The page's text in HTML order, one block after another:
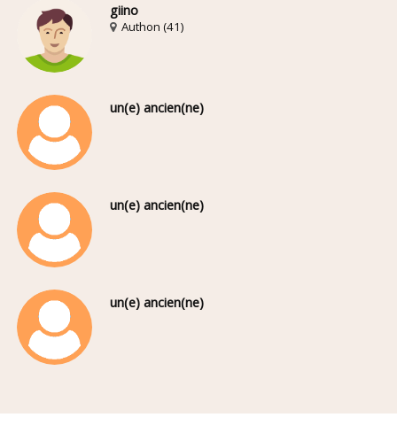
giino
Authon (41)
un(e) ancien(ne)
un(e) ancien(ne)
un(e) ancien(ne)